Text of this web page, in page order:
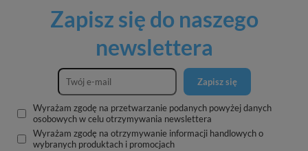
Zapisz się do naszego
newslettera
Zapisz się
Wyrażam zgodę na przetwarzanie podanych powyżej danych
osobowych w celu otrzymywania newslettera
Wyrażam zgodę na otrzymywanie informacji handlowych o
wybranych produktach i promocjach